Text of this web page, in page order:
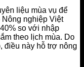
liệu mùa vụ để
nghiệp Việt
so với nhập
theo lịch mùa. Do
điều này hỗ trợ nông